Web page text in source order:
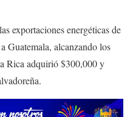
exportaciones energéticas de
Guatemala, alcanzando los
Rica adquirió $300,000 y